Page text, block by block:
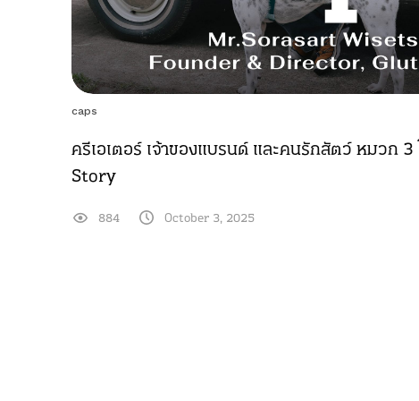
caps
ครีเอเตอร์ เจ้าของแบรนด์ และคนรักสัตว์ หมวก
Story
884 October 3, 2025